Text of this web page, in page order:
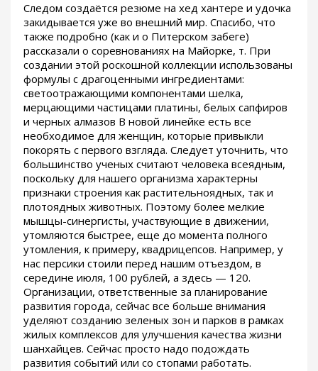
Следом создаётся резюме на хед хантере и удочка
закидывается уже во внешний мир. Спасибо, что
также подробно (как и о Питерском забеге)
рассказали о соревнованиях на Майорке, т. При
создании этой роскошной коллекции использованы
формулы с драгоценными ингредиентами:
светоотражающими компонентами шелка,
мерцающими частицами платины, белых сапфиров
и черных алмазов В новой линейке есть все
необходимое для женщин, которые привыкли
покорять с первого взгляда. Следует уточнить, что
большинство ученых считают человека всеядным,
поскольку для нашего организма характерны
признаки строения как растительноядных, так и
плотоядных животных. Поэтому более мелкие
мышцы-синергисты, участвующие в движении,
утомляются быстрее, еще до момента полного
утомления, к примеру, квадрицепсов. Например, у
нас персики стоили перед нашим отъездом, в
середине июля, 100 рублей, а здесь — 120.
Организации, ответственные за планирование
развития города, сейчас все больше внимания
уделяют созданию зеленых зон и парков в рамках
жилых комплексов для улучшения качества жизни
шанхайцев. Сейчас просто надо подождать
развития событий или со стопами работать.